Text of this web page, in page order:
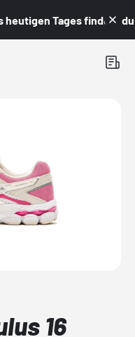
Tages findest du
16